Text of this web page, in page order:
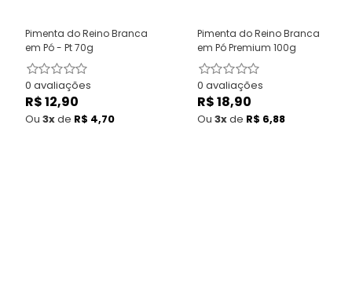
Pimenta do Reino Branca
em Pó - Pt 70g
0 avaliações
Preço
normal
R$ 12,90
Ou 3xde R$ 4,70
Pimenta do Reino Branca
em Pó Premium 100g
0 avaliações
Preço
normal
R$ 18,90
Ou 3xde R$ 6,88